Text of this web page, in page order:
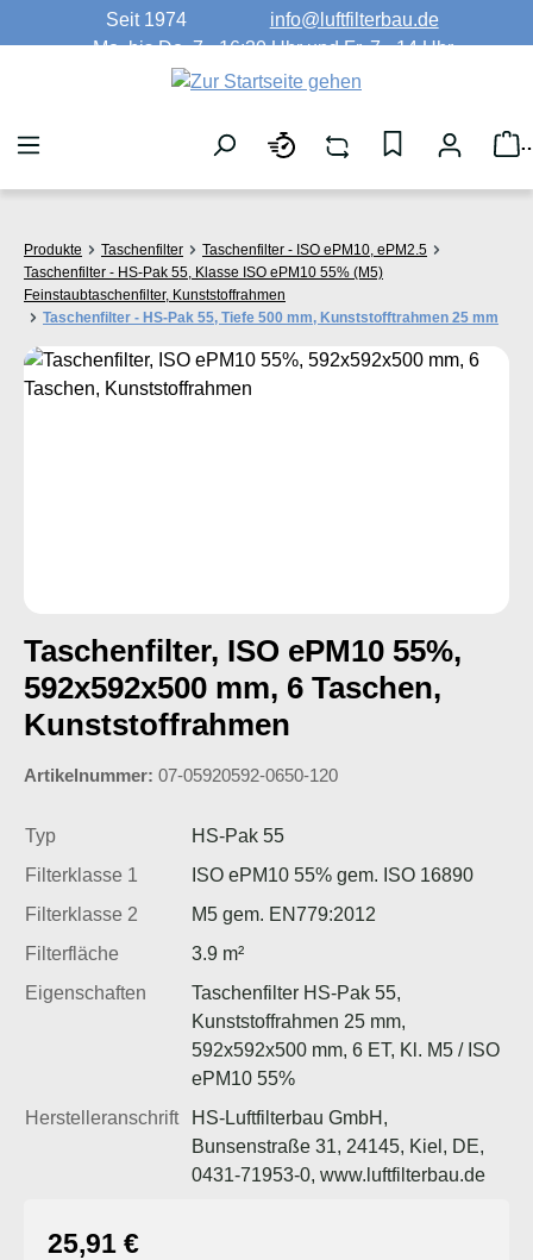
Zum Hauptinhalt springen
Seit 1974
info@luftfilterbau.de
Mo. bis Do. 7 - 16:30 Uhr und Fr. 7 - 14 Uhr
Produkte Taschenfilter
Taschenfilter - ISO ePM10, ePM2.5
Taschenfilter - HS-Pak 55, Klasse ISO ePM10 55% (M5)
Feinstaubtaschenfilter, Kunststoffrahmen
Taschenfilter - HS-Pak 55, Tiefe 500 mm, Kunststofftrahmen 25 mm
Bildergalerie überspringen
Taschenfilter, ISO ePM10 55%,
592x592x500 mm, 6 Taschen,
Kunststoffrahmen
Artikelnummer: 07-05920592-0650-120
Typ
HS-Pak 55
Filterklasse 1
ISO ePM10 55% gem. ISO 16890
Filterklasse 2
M5 gem. EN779:2012
Filterfläche
3.9 m²
Eigenschaften
Taschenfilter HS-Pak 55,
Kunststoffrahmen 25 mm,
592x592x500 mm, 6 ET, Kl. M5 / ISO
ePM10 55%
Herstelleranschrift
HS-Luftfilterbau GmbH,
Bunsenstraße 31, 24145, Kiel, DE,
0431-71953-0, www.luftfilterbau.de
Regulärer Preis:
25,91 €